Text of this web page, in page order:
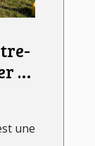
la
une